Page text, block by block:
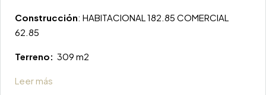
Construcción: HABITACIONAL 182.85 COMERCIAL
62.85
Terreno: 309 m2
Leer más